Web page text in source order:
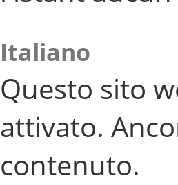
Italiano
Questo sito
attivato.
contenuto.